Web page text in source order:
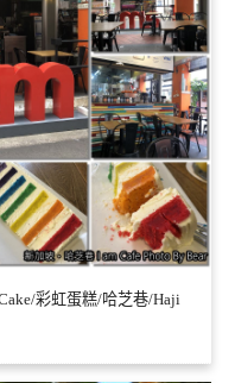
彩虹蛋糕/哈芝巷/Haji